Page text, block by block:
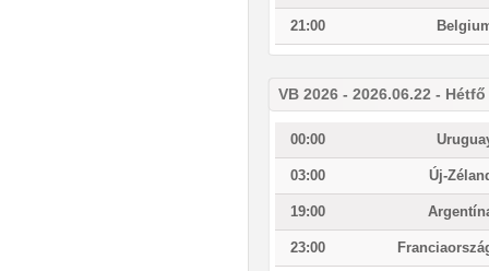
21:00
VB 2026 - 2026.06.22 - Hétfő
00:00
03:00 Új-
19:00
23:00